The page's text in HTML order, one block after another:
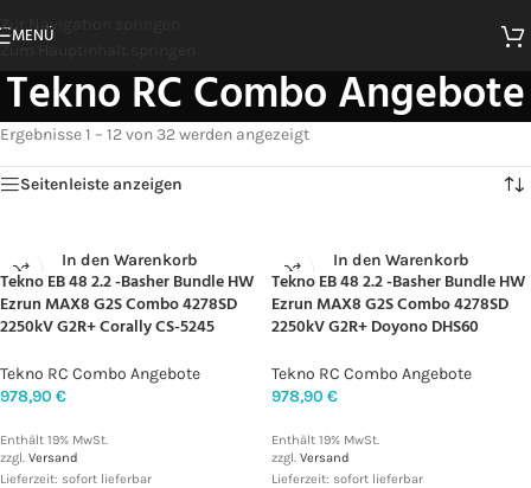
Zur Navigation springen
Zum Hauptinhalt springen
MENÜ
Tekno RC Combo Angebote
Ergebnisse 1 – 12 von 32 werden angezeigt
Seitenleiste anzeigen
In den Warenkorb
Tekno EB 48 2.2 -Basher Bundle HW
Ezrun MAX8 G2S Combo 4278SD
2250kV G2R+ Corally CS-5245
Tekno RC Combo Angebote
978,90 €
Enthält 19% MwSt.
zzgl. Versand
Lieferzeit: sofort lieferbar
In den Warenkorb
Tekno EB 48 2.2 -Basher Bundle HW
Ezrun MAX8 G2S Combo 4278SD
2250kV G2R+ Doyono DHS60
Tekno RC Combo Angebote
978,90 €
Enthält 19% MwSt.
zzgl. Versand
Lieferzeit: sofort lieferbar